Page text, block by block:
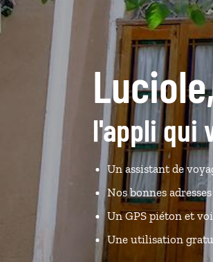
Luciole,
l'appli qui
Un assistant de
Nos bonnes
Un GPS piéton et
Une utilisation